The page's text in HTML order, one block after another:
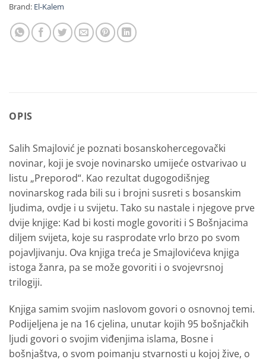
Brand: El-Kalem
OPIS
Salih Smajlović je poznati bosanskohercegovački
novinar, koji je svoje novinarsko umijeće ostvarivao u
listu „Preporod“. Kao rezultat dugogodišnjeg
novinarskog rada bili su i brojni susreti s bosanskim
ljudima, ovdje i u svijetu. Tako su nastale i njegove prve
dvije knjige: Kad bi kosti mogle govoriti i S Bošnjacima
diljem svijeta, koje su rasprodate vrlo brzo po svom
pojavljivanju. Ova knjiga treća je Smajlovićeva knjiga
istoga žanra, pa se može govoriti i o svojevrsnoj
trilogiji.
Knjiga samim svojim naslovom govori o osnovnoj temi.
Podijeljena je na 16 cjelina, unutar kojih 95 bošnjačkih
ljudi govori o svojim viđenjima islama, Bosne i
bošnjaštva, o svom poimanju stvarnosti u kojoj žive, o